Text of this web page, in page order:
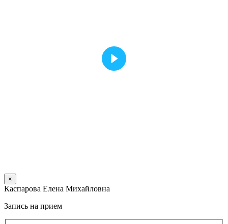
×
Каспарова Елена Михайловна
Запись на прием